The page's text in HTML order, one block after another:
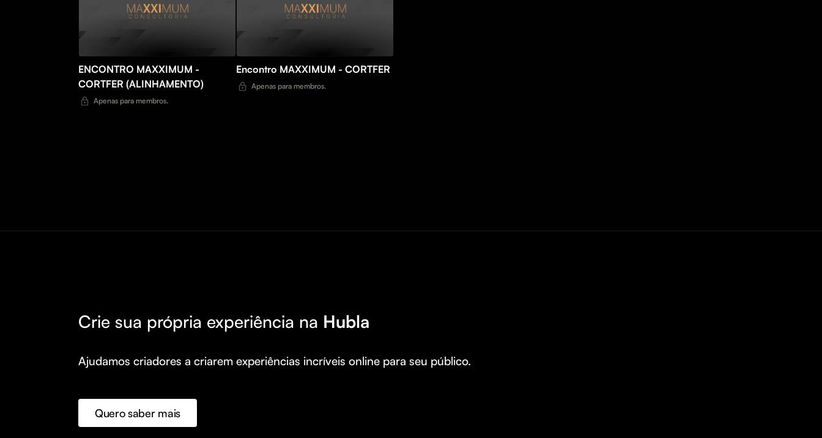
ENCONTRO MAXXIMUM -
CORTFER (ALINHAMENTO)
Apenas para membros.
Encontro MAXXIMUM - CORTFER
Apenas para membros.
Crie sua própria experiência na Hubla
Ajudamos criadores a criarem experiências incríveis online para seu público.
Quero saber mais